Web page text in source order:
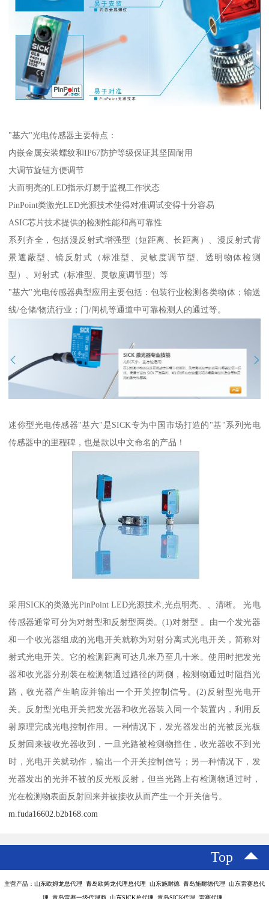
"基六"光电传感器主要特点：
内嵌金属安装螺纹和IP67防护等级保证其坚固耐用
大调节旋钮方便调节
大而明亮的LED指示灯易于监视工作状态
PinPoint类激光LED光源技术使得对准调试变得十分容易
ASIC芯片技术提供的检测性能和高可靠性
系列齐全，包括漫反射式增强型（短距离、长距离）、漫反射式背
景遮蔽型、镜反射式（标准型、灵敏度调节型、透明物体检测
型）、对射式（标准型、灵敏度调节型）等
"基六"光电传感器典型应用主要包括：包装行业检测各类物体；输送
线/仓储/物流行业；门/闸机等通道中可靠检测人的通过等。
迷你型光电传感器"基六"是SICK专为中国市场打造的"基"系列光电
传感器中的里程碑，也是款以中文命名的产品！
采用SICK的类激光PinPoint LED光源技术,光点明亮、、清晰。 光电
传感器通常可分为对射型和反射型两类。(1)对射型 。由一个发光器
和一个收光器组成的光电开关就称为对射分离式光电开关，简称对
射式光电开关。它的检测距离可达几米乃至几十米。使用时把发光
器和收光器分别装在检测物通过路径的两侧，检测物通过时阻挡光
路，收光器产生响应并输出一个开关控制信号。(2)反射型光电开
关。反射型光电开关把发光器和收光器装入同一个装置内，利用反
射原理完成光电控制作用。一种情况下，发光器发出的光被反光板
反射回来被收光器收到，一旦光路被检测物挡住，收光器收不到光
时，光电开关就动作，输出一个开关控制信号；另一种情况下，发
光器发出的光并不被的反光板反射，但当光路上有检测物通过时，
光在检测物表面反射回来并被接收从而产生一个开关信号。
m.fuda16602.b2b168.com
Top
主营产品：山东欧姆龙总代理 青岛欧姆龙代理总代理 山东施耐德 青岛施耐德代理 山东雷赛总代